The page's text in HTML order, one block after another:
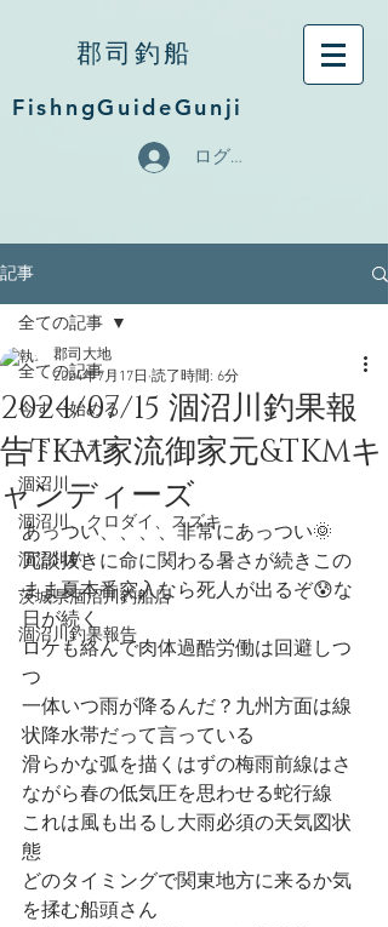
郡司釣船
FishngGuideGunji
ログイン
記事
全ての記事
今すぐ始める
コミュニティ
涸沼川
涸沼川、クロダイ、スズキ
涸沼川釣
茨城県涸沼川釣船店
涸沼川釣果報告
全ての記事
2024/07/15 涸沼川釣果報
告TKM家流御家元&TKMキ
ャンディーズ
郡司大地
2024年7月17日 読了時間: 6分
あっつい、、、、非常にあっつい🌞
冗談抜きに命に関わる暑さが続きこの
まま夏本番突入なら死人が出るぞ😰な
日が続く
ロケも絡んで肉体過酷労働は回避しつ
つ
一体いつ雨が降るんだ？九州方面は線
状降水帯だって言っている
滑らかな弧を描くはずの梅雨前線はさ
ながら春の低気圧を思わせる蛇行線
これは風も出るし大雨必須の天気図状
態
どのタイミングで関東地方に来るか気
を揉む船頭さん